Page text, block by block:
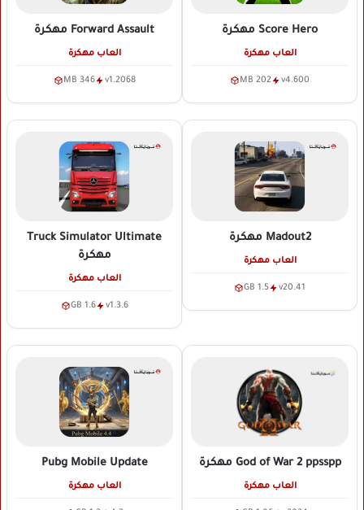
Score Hero مهكرة
العاب مهكرة
v4.600
202 MB
Forward Assault مهكرة
العاب مهكرة
v1.2068
346 MB
Madout2 مهكرة
العاب مهكرة
v20.41
1.5 GB
Truck Simulator Ultimate
مهكرة
العاب مهكرة
v1.3.6
1.6 GB
God of War 2 ppsspp مهكرة
العاب مهكرة
Pubg Mobile Update
العاب مهكرة